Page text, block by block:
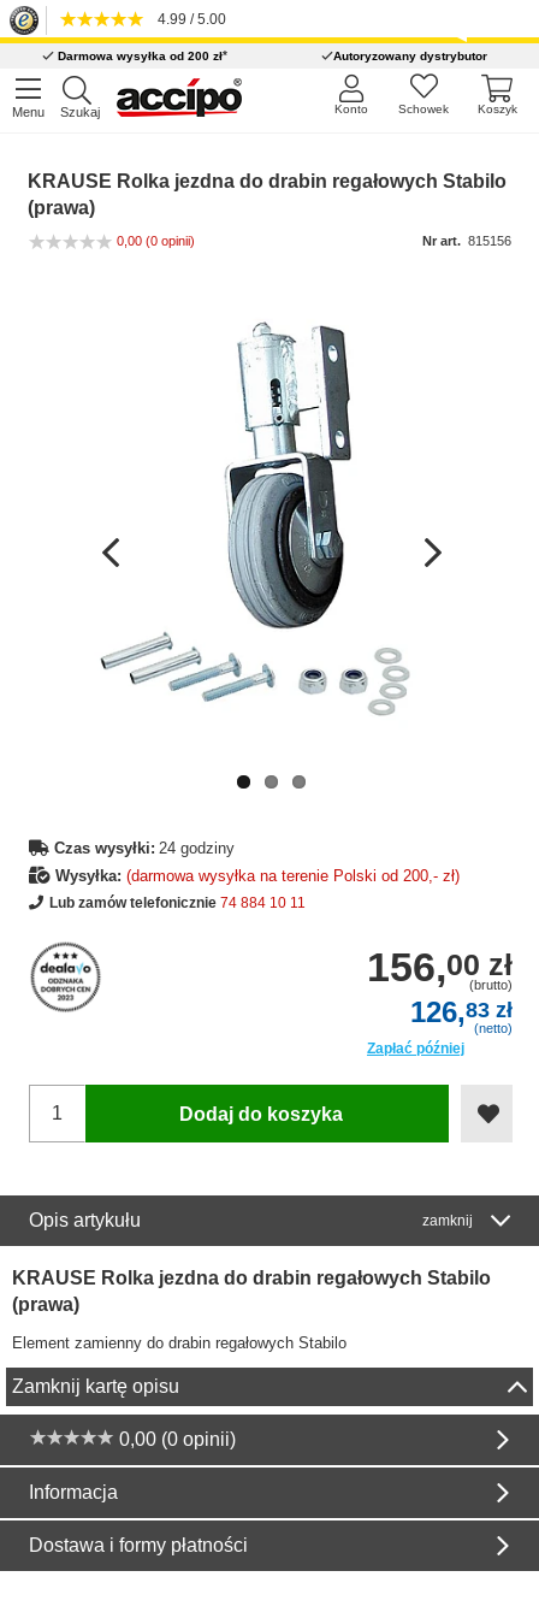
4.99 / 5.00
Darmowa wysyłka od 200 zł* Autoryzowany dystrybutor
Menu Szukaj Koszyk
Schowek
Konto
KRAUSE Rolka jezdna do drabin regałowych Stabilo
(prawa)
0,00 (0 opinii) Nr art. 815156
Czas wysyłki: 24 godziny
Wysyłka: (darmowa wysyłka na terenie Polski od 200,- zł)
Lub zamów telefonicznie 74 884 10 11
156,00 zł
(brutto)
126,83 zł
(netto)
Zapłać później
Dodaj do koszyka
Opis artykułu zamknij
KRAUSE Rolka jezdna do drabin regałowych Stabilo
(prawa)
Element zamienny do drabin regałowych Stabilo
Zamknij kartę opisu
0,00 (0 opinii)
Informacja
Dostawa i formy płatności